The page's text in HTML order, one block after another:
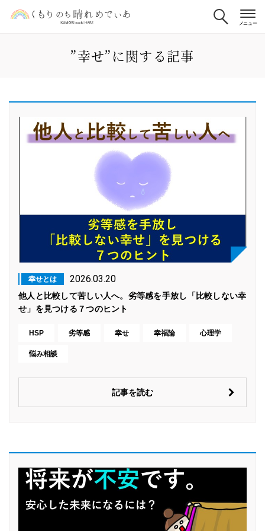
”幸せ”に関する記事
幸せとは 2026.03.20
他人と比較して苦しい人へ。劣等感を手放し「比較しない幸
せ」を見つける７つのヒント
HSP 劣等感 幸せ 幸福論 心理学
悩み相談
記事を読む